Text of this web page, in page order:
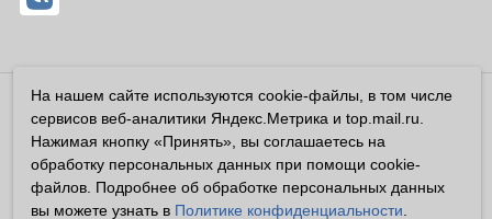
Владелец сайта ООО «Суперфарма» ОГРН 1032700302194
Все права защищены ©2026
Информация, размещенная на данном сайте имеет
справочный характер, и не должна восприниматься
На нашем сайте используются cookie-файлы, в том числе
сервисов веб-аналитики Яндекс.Метрика и top.mail.ru.
Нажимая кнопку «Принять», вы соглашаетесь на
обработку персональных данных при помощи cookie-
файлов. Подробнее об обработке персональных данных
вы можете узнать в Политике конфиденциальности